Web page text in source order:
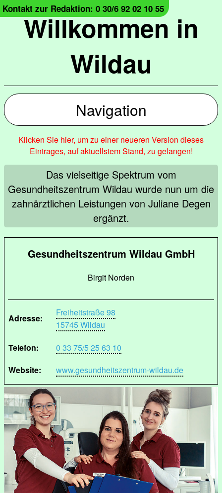
Willkommen in
Wildau
Kontakt zur Redaktion: 0 30/6 92 02 10 55
Navigation
Klicken Sie hier, um zu einer neueren Version dieses
Eintrages, auf aktuellstem Stand, zu gelangen!
Das vielseitige Spektrum vom
Gesundheitszentrum Wildau wurde nun um die
zahnärztlichen Leistungen von Juliane Degen
ergänzt.
Gesundheitszentrum Wildau GmbH
Birgit Norden
Adresse:
Freiheitstraße 98
15745 Wildau
Telefon:
0 33 75/5 25 63 10
Website:
www.gesundheitszentrum-wildau.de